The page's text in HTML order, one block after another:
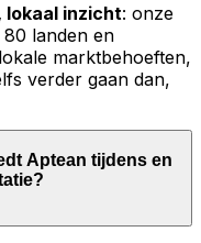
lokaal inzicht: onze
landen en
marktbehoeften,
verder gaan dan,
Aptean tijdens en